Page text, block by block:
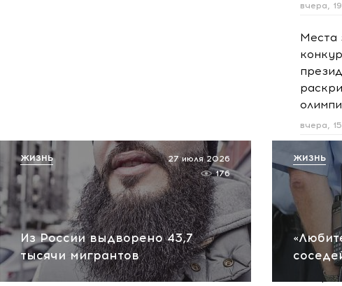
вчера,
Места
вчера,
вчера,
Из России выдворено 43,7
тысячи мигрантов
27 июля 2026
176
ЖИЗНЬ ЖИЗНЬ